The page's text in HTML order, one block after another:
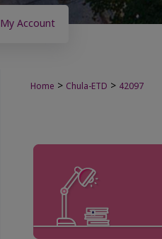
My Account
Home > Chula-ETD > 42097